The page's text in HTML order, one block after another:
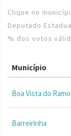
Clique no
Deputado
% dos votos
Município
Boa Vista do
Barreirinha